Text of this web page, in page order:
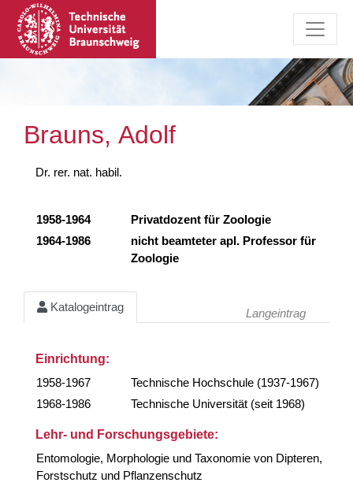
Brauns, Adolf
Dr. rer. nat. habil.
1958-1964
Privatdozent für Zoologie
1964-1986
nicht beamteter apl. Professor für
Zoologie
Katalogeintrag Langeintrag
Einrichtung:
1958-1967
Technische Hochschule (1937-1967)
1968-1986
Technische Universität (seit 1968)
Lehr- und Forschungsgebiete:
Entomologie, Morphologie und Taxonomie von Dipteren,
Forstschutz und Pflanzenschutz